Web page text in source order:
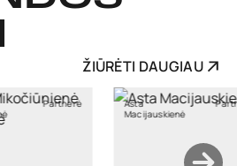
ŽIŪRĖTI DAUGIAU
Partnerė
Audrius
Pėstininkas